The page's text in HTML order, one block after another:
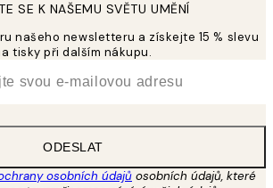
SE K NAŠEMU SVĚTU UMĚNÍ
našeho newsletteru a získejte 15 % slevu
tisky při dalším nákupu.
ODESLAT
osobních údajů osobních údajů, které